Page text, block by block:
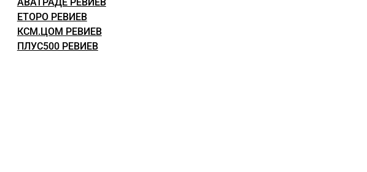
ЕТОРО РЕВИЕВ
КСМ.ЦОМ РЕВИЕВ
ПЛУС500 РЕВИЕВ